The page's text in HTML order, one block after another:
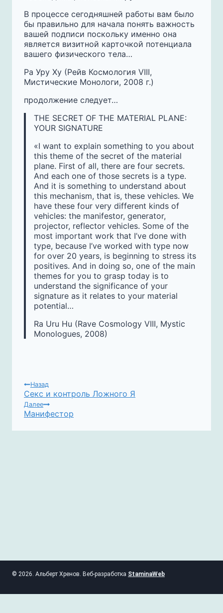
В процессе сегодняшней работы вам было
бы правильно для начала понять важность
вашей подписи поскольку именно она
является визитной карточкой потенциала
вашего физического тела…
Ра Уру Ху (Рейв Космология VIII,
Мистические Монологи, 2008 г.)
продолжение следует…
THE SECRET OF THE MATERIAL PLANE:
YOUR SIGNATURE
«I want to explain something to you about
this theme of the secret of the material
plane. First of all, there are four secrets.
And each one of those secrets is a type.
And it is something to understand about
this mechanism, that is, these vehicles. We
have these four very different kinds of
vehicles: the manifestor, generator,
projector, reflector vehicles. Some of the
most important work that I’ve done with
type, because I’ve worked with type now
for over 20 years, is beginning to stress its
positives. And in doing so, one of the main
themes for you to grasp today is to
understand the significance of your
signature as it relates to your material
potential…
Ra Uru Hu (Rave Cosmology VIII, Mystic
Monologues, 2008)
НАВИГАЦИЯ
ПО
ЗАПИСЯМ
Назад
Секс и контроль Ложного Я
Далее
Манифестор
© 2026. Альберт Хренов. Веб-разработка StaminaWeb